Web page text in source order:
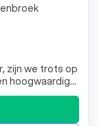
zijn we trots op
hoogwaardige
Hypotheken
persoonlijk